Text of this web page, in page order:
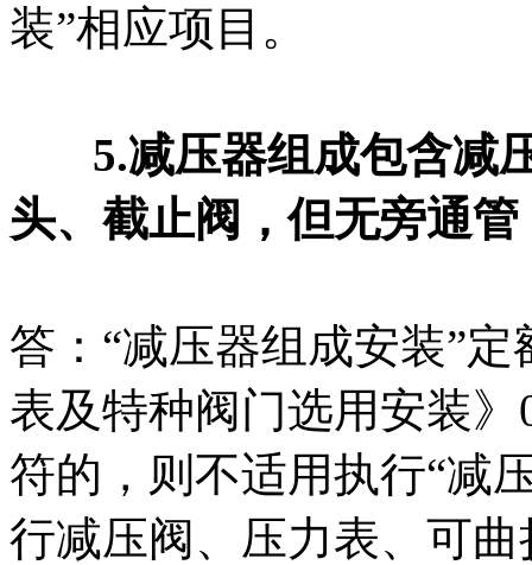
装”相应项目。
5.减压器组成包含减
头、截止阀，但无旁通
答：“减压器组成安装”
表及特种阀门选用安装
符的，则不适用执行“减
行减压阀、压力表、可